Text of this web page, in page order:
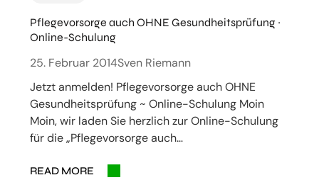
Pflegevorsorge auch OHNE Gesundheitsprüfung ~
Online-Schulung
25. Februar 2014Sven Riemann
Jetzt anmelden! Pflegevorsorge auch OHNE
Gesundheitsprüfung ~ Online-Schulung Moin
Moin, wir laden Sie herzlich zur Online-Schulung
für die „Pflegevorsorge auch…
READ MORE